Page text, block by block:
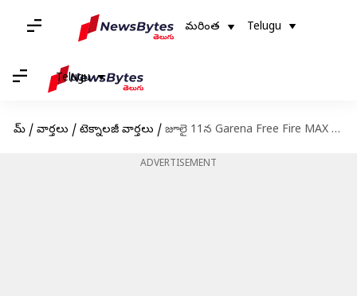
మరింత Telugu
Telugu
హోమ్ / వార్తలు / టెక్నాలజీ వార్తలు / జూలై 11న Garena Free Fire MAX కోడ్‌ల రీడీమ్ విధానం: 6వ వార్షికోత్సవ స్పెషల్ ఈవెంట్స్
ADVERTISEMENT